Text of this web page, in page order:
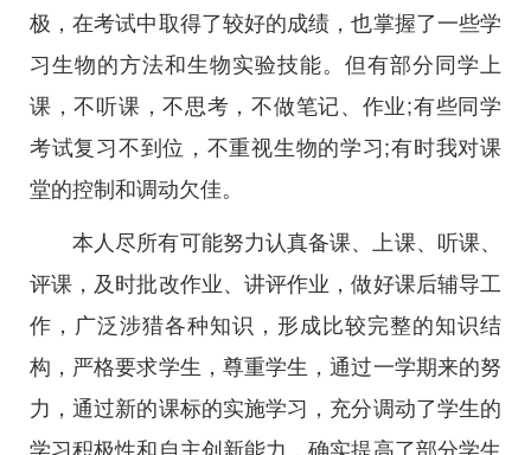
极，在考试中取得了较好的成绩，也掌握了一些学
习生物的方法和生物实验技能。但有部分同学上
课，不听课，不思考，不做笔记、作业;有些同学
考试复习不到位，不重视生物的学习;有时我对课
堂的控制和调动欠佳。
本人尽所有可能努力认真备课、上课、听课、
评课，及时批改作业、讲评作业，做好课后辅导工
作，广泛涉猎各种知识，形成比较完整的知识结
构，严格要求学生，尊重学生，通过一学期来的努
力，通过新的课标的实施学习，充分调动了学生的
学习积极性和自主创新能力，确实提高了部分学生